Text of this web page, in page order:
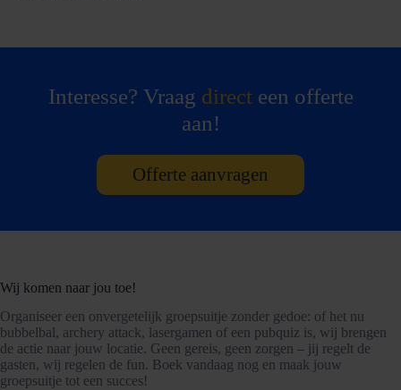
Interesse? Vraag directeen offerte
aan!
Offerte aanvragen
Wij komen naar jou toe!
Organiseer een onvergetelijk groepsuitje zonder gedoe: of het nu
bubbelbal, archery attack, lasergamen of een pubquiz is, wij brengen
de actie naar jouw locatie. Geen gereis, geen zorgen – jij regelt de
gasten, wij regelen de fun. Boek vandaag nog en maak jouw
groepsuitje tot een succes!